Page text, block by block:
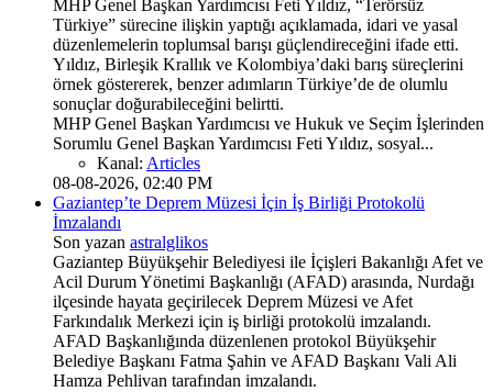
MHP Genel Başkan Yardımcısı Feti Yıldız, “Terörsüz
Türkiye” sürecine ilişkin yaptığı açıklamada, idari ve yasal
düzenlemelerin toplumsal barışı güçlendireceğini ifade etti.
Yıldız, Birleşik Krallık ve Kolombiya’daki barış süreçlerini
örnek göstererek, benzer adımların Türkiye’de de olumlu
sonuçlar doğurabileceğini belirtti.
MHP Genel Başkan Yardımcısı ve Hukuk ve Seçim İşlerinden
Sorumlu Genel Başkan Yardımcısı Feti Yıldız, sosyal...
Kanal: Articles
08-08-2026, 02:40 PM
Gaziantep’te Deprem Müzesi İçin İş Birliği Protokolü
İmzalandı
Son yazan astralglikos
Gaziantep Büyükşehir Belediyesi ile İçişleri Bakanlığı Afet ve
Acil Durum Yönetimi Başkanlığı (AFAD) arasında, Nurdağı
ilçesinde hayata geçirilecek Deprem Müzesi ve Afet
Farkındalık Merkezi için iş birliği protokolü imzalandı.
AFAD Başkanlığında düzenlenen protokol Büyükşehir
Belediye Başkanı Fatma Şahin ve AFAD Başkanı Vali Ali
Hamza Pehlivan tarafından imzalandı.